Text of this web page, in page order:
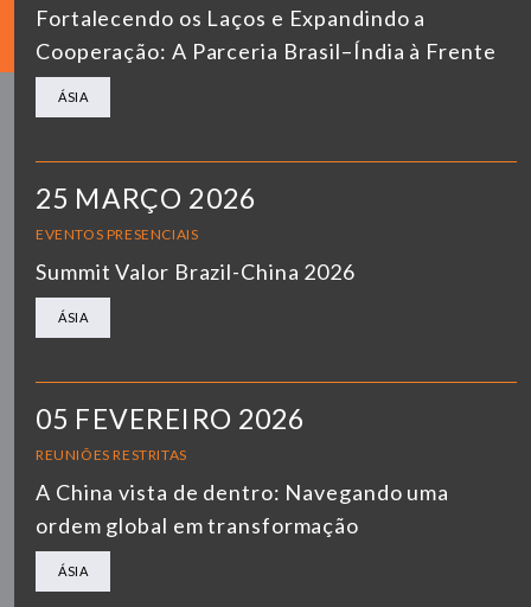
Fortalecendo os Laços e Expandindo a
Cooperação: A Parceria Brasil–Índia à Frente
ÁSIA
25 MARÇO 2026
EVENTOS PRESENCIAIS
Summit Valor Brazil-China 2026
ÁSIA
05 FEVEREIRO 2026
REUNIÕES RESTRITAS
A China vista de dentro: Navegando uma
ordem global em transformação
ÁSIA